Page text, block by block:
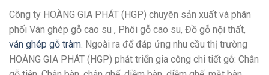
Công ty HOÀNG GIA PHÁT (HGP) chuyên sản xuất và phân
phối Ván ghép gỗ cao su , Phôi gỗ cao su, Đồ gỗ nội thất,
ván ghép gỗ tràm . Ngoài ra để đáp ứng nhu cầu thị trường
HOÀNG GIA PHÁT (HGP) phát triển gia công chi tiết gỗ: Chân